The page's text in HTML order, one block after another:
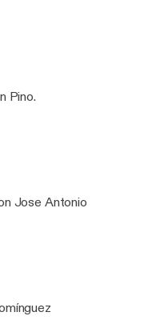
Pino.
Jose Antonio